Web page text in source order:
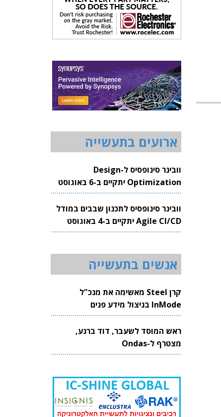
ארועים בתעשייה
וובינר סינופסיס ל-Design
Optimization יתקיים ב-6 באוגוסט
2026
וובינר סינופסיס לתכנון שבבים במודל
Agile CI/CD יתקיים ב-4 באוגוסט
2026
אנשים בתעשייה
קרן Steel מאשימה את מנכ"ל
InMode בניצול מידע פנים
ראש המוסד לשעבר, דוד ברנע,
מצטרף ל-Ondas